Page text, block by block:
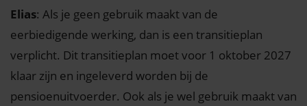
Elias: Als je geen gebruik maakt van de
eerbiedigende werking, dan is een transitieplan
verplicht. Dit transitieplan moet voor 1 oktober 2027
klaar zijn en ingeleverd worden bij de
pensioenuitvoerder. Ook als je wel gebruik maakt van